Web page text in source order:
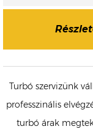
Turbó szervizünk
professzinális
turbó árak